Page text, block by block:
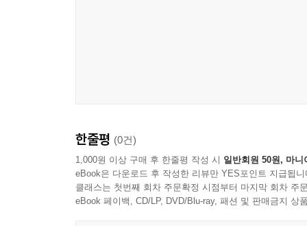
한줄평 (0건)
1,000원 이상 구매 후 한줄평 작성 시 일반회원 50원, 마니
eBook은 다운로드 후 작성한 리뷰만 YES포인트 지급됩니
클래스는 첫번째 회차 주문확정 시점부터 마지막 회차 주
eBook 페이백, CD/LP, DVD/Blu-ray, 패션 및 판매금지 상